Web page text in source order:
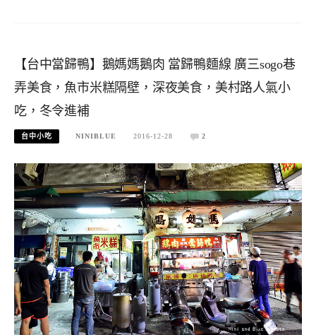
【台中當歸鴨】鵝媽媽鵝肉 當歸鴨麵線 廣三sogo巷
弄美食，魚市米糕隔壁，深夜美食，美村路人氣小
吃，冬令進補
台中小吃 NINIBLUE 2016-12-28 2